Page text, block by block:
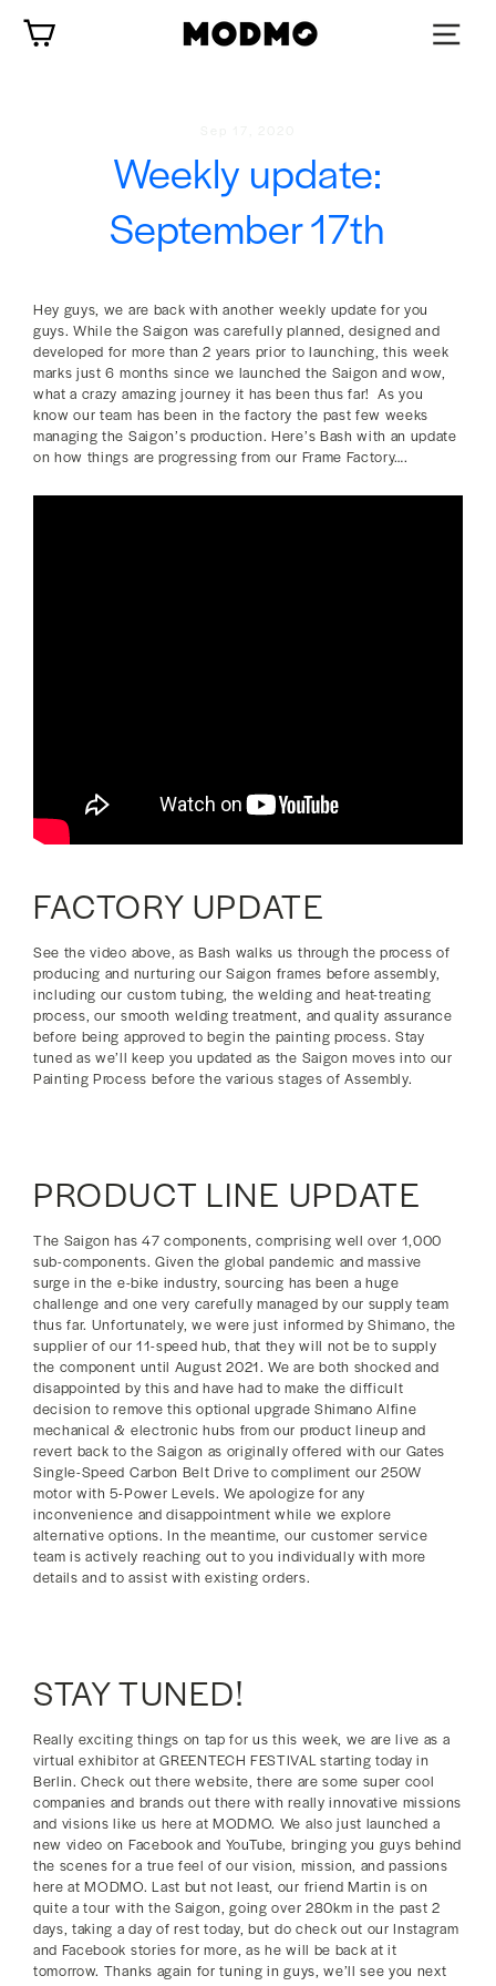
content
Weekly update:
September 17th
Hey guys, we are back with another weekly update for you
guys. While the Saigon was carefully planned, designed and
developed for more than 2 years prior to launching, this week
marks just 6 months since we launched the Saigon and wow,
what a crazy amazing journey it has been thus far!As you
know our team has been in the factory the past few weeks
managing the Saigon’s production. Here’s Bash with an update
on how things are progressing from our Frame Factory….
FACTORY UPDATE
See the video above, as Bash walks us through the process of
producing and nurturing our Saigon frames before assembly,
including our custom tubing, the welding and heat-treating
process, our smooth welding treatment, and quality assurance
before being approved to begin the painting process. Stay
tuned as we’ll keep you updated as the Saigon moves into our
Painting Process before the various stages of Assembly.
PRODUCT LINE UPDATE
The Saigon has 47 components, comprising well over 1,000
sub-components. Given the global pandemic and massive
surge in the e-bike industry, sourcing has been a huge
challenge and one very carefully managed by our supply team
thus far. Unfortunately, we were just informed by Shimano, the
supplier of our 11-speed hub, that they will not be to supply
the component until August 2021. We are both shocked and
disappointed by this and have had to make the difficult
decision to remove this optional upgrade Shimano Alfine
mechanical & electronic hubs from our product lineup and
revert back to the Saigon as originally offered with our Gates
Single-Speed Carbon Belt Drive to compliment our 250W
motor with 5-Power Levels. We apologize for any
inconvenience and disappointment while we explore
alternative options. In the meantime, our customer service
team is actively reaching out to you individually with more
details and to assist with existing orders.
STAY TUNED!
Really exciting things on tap for us this week, we are live as a
virtual exhibitor at GREENTECH FESTIVAL starting today in
Berlin. Check out there website, there are some super cool
companies and brands out there with really innovative missions
and visions like us here at MODMO. We also just launched a
new video on Facebook and YouTube, bringing you guys behind
the scenes for a true feel of our vision, mission, and passions
here at MODMO. Last but not least, our friend Martin is on
quite a tour with the Saigon, going over 280km in the past 2
days, taking a day of rest today, but do check out our Instagram
and Facebook stories for more, as he will be back at it
tomorrow. Thanks again for tuning in guys, we’ll see you next